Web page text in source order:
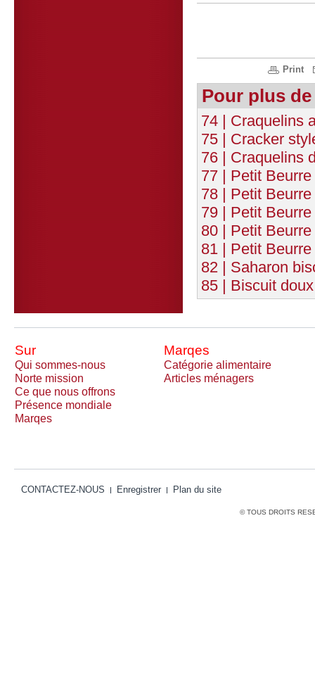
Print
Pour plus
74 | Craquelins
75 | Cracker
76 | Craquelins
77 | Petit
78 | Petit
79 | Petit
80 | Petit
81 | Petit
82 | Saharon
85 | Biscuit
Sur Marqes
Qui sommes-nous
Catégorie alimentaire
Norte mission
Articles ménagers
Ce que nous offrons
Présence mondiale
Marqes
CONTACTEZ-NOUS Enregistrer Plan du site
© TOUS DROITS